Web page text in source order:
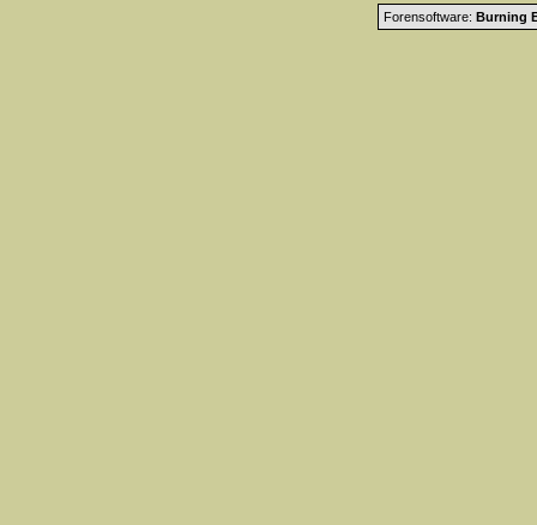
Forensoftware: Burning